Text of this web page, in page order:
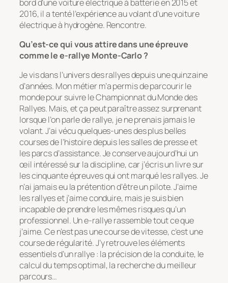
bord d’une voiture électrique à batterie en 2015 et
2016, il a tenté l’expérience au volant d’une voiture
électrique à hydrogène. Rencontre.
Qu’est-ce qui vous attire dans une épreuve
comme le e-rallye Monte-Carlo ?
Je vis dans l’univers des rallyes depuis une quinzaine
d’années. Mon métier m’a permis de parcourir le
monde pour suivre le Championnat du Monde des
Rallyes. Mais, et ça peut paraître assez surprenant
lorsque l’on parle de rallye, je ne prenais jamais le
volant. J’ai vécu quelques-unes des plus belles
courses de l’histoire depuis les salles de presse et
les parcs d’assistance. Je conserve aujourd’hui un
œil intéressé sur la discipline, car j’écris un livre sur
les cinquante épreuves qui ont marqué les rallyes. Je
n’ai jamais eu la prétention d’être un pilote. J’aime
les rallyes et j’aime conduire, mais je suis bien
incapable de prendre les mêmes risques qu’un
professionnel. Un e-rallye rassemble tout ce que
j’aime. Ce n’est pas une course de vitesse, c’est une
course de régularité. J’y retrouve les éléments
essentiels d’un rallye : la précision de la conduite, le
calcul du temps optimal, la recherche du meilleur
parcours…